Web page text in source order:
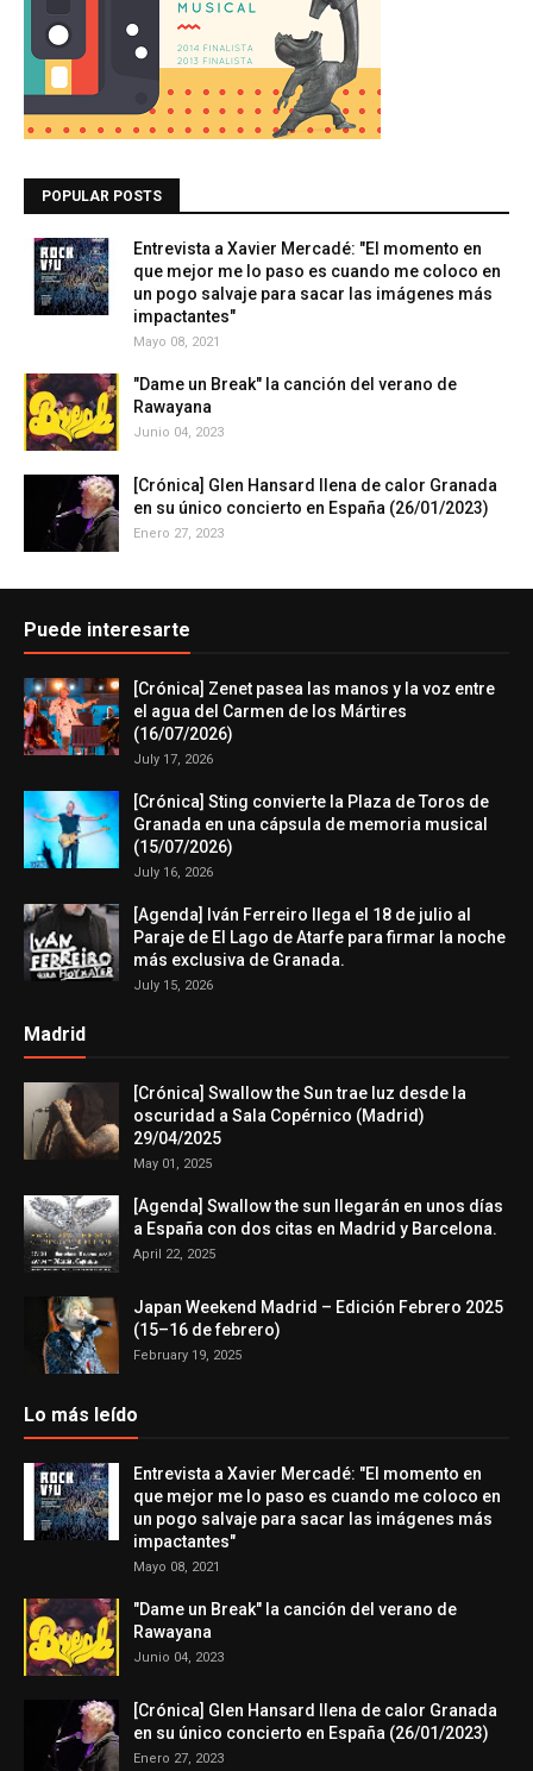
POPULAR POSTS
Entrevista a Xavier Mercadé: "El momento en
que mejor me lo paso es cuando me coloco en
un pogo salvaje para sacar las imágenes más
impactantes"
Mayo 08, 2021
"Dame un Break" la canción del verano de
Rawayana
Junio 04, 2023
[Crónica] Glen Hansard llena de calor Granada
en su único concierto en España (26/01/2023)
Enero 27, 2023
Puede interesarte
[Crónica] Zenet pasea las manos y la voz entre
el agua del Carmen de los Mártires
(16/07/2026)
July 17, 2026
[Crónica] Sting convierte la Plaza de Toros de
Granada en una cápsula de memoria musical
(15/07/2026)
July 16, 2026
[Agenda] Iván Ferreiro llega el 18 de julio al
Paraje de El Lago de Atarfe para firmar la noche
más exclusiva de Granada.
July 15, 2026
Madrid
[Crónica] Swallow the Sun trae luz desde la
oscuridad a Sala Copérnico (Madrid)
29/04/2025
May 01, 2025
[Agenda] Swallow the sun llegarán en unos días
a España con dos citas en Madrid y Barcelona.
April 22, 2025
Japan Weekend Madrid – Edición Febrero 2025
(15–16 de febrero)
February 19, 2025
Lo más leído
Entrevista a Xavier Mercadé: "El momento en
que mejor me lo paso es cuando me coloco en
un pogo salvaje para sacar las imágenes más
impactantes"
Mayo 08, 2021
"Dame un Break" la canción del verano de
Rawayana
Junio 04, 2023
[Crónica] Glen Hansard llena de calor Granada
en su único concierto en España (26/01/2023)
Enero 27, 2023